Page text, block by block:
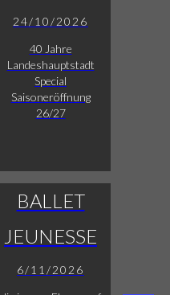
24/10/2026
40 Jahre
Landeshauptstadt
Special
Saisoneröffnung
26/27
BALLET
JEUNESSE
6/11/2026